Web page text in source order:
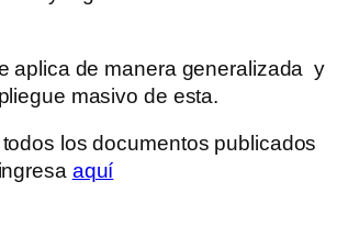
aplica de manera generalizada y
masivo de esta.
los documentos publicados
aquí